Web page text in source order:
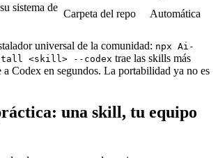
sistema de
Carpeta del repo Automática
universal de la comunidad: npx Ai-
<skill> --codex trae las skills más
a Codex en segundos. La portabilidad ya no es
una skill, tu equipo